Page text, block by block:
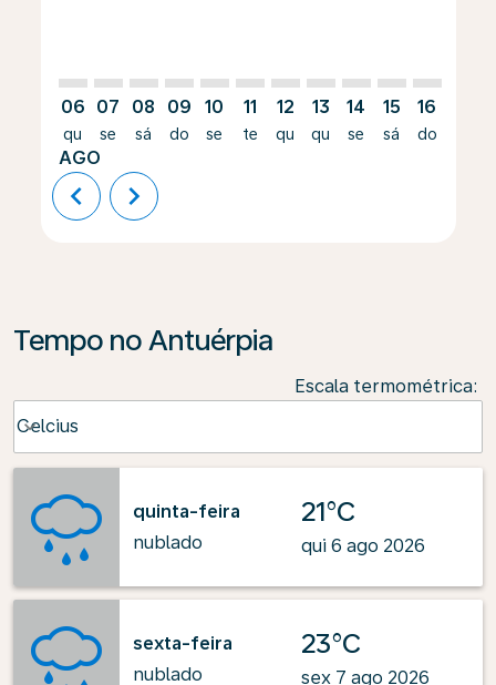
06
qu
AGO
07
se
08
sá
09
do
10
se
11
te
12
qu
13
qu
14
se
15
sá
16
do
chevron_left chevron_right
Tempo no Antuérpia
Escala termométrica:
Celcius
keyboard_arrow_down
quinta-feira
nublado
21°C
qui 6 ago 2026
sexta-feira
nublado
23°C
sex 7 ago 2026